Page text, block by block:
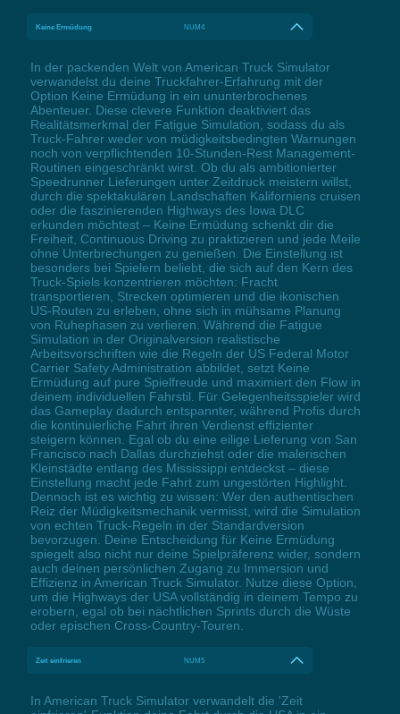
Keine Ermüdung NUM4
In der packenden Welt von American Truck Simulator
verwandelst du deine Truckfahrer-Erfahrung mit der
Option Keine Ermüdung in ein ununterbrochenes
Abenteuer. Diese clevere Funktion deaktiviert das
Realitätsmerkmal der Fatigue Simulation, sodass du als
Truck-Fahrer weder von müdigkeitsbedingten Warnungen
noch von verpflichtenden 10-Stunden-Rest Management-
Routinen eingeschränkt wirst. Ob du als ambitionierter
Speedrunner Lieferungen unter Zeitdruck meistern willst,
durch die spektakulären Landschaften Kaliforniens cruisen
oder die faszinierenden Highways des Iowa DLC
erkunden möchtest – Keine Ermüdung schenkt dir die
Freiheit, Continuous Driving zu praktizieren und jede Meile
ohne Unterbrechungen zu genießen. Die Einstellung ist
besonders bei Spielern beliebt, die sich auf den Kern des
Truck-Spiels konzentrieren möchten: Fracht
transportieren, Strecken optimieren und die ikonischen
US-Routen zu erleben, ohne sich in mühsame Planung
von Ruhephasen zu verlieren. Während die Fatigue
Simulation in der Originalversion realistische
Arbeitsvorschriften wie die Regeln der US Federal Motor
Carrier Safety Administration abbildet, setzt Keine
Ermüdung auf pure Spielfreude und maximiert den Flow in
deinem individuellen Fahrstil. Für Gelegenheitsspieler wird
das Gameplay dadurch entspannter, während Profis durch
die kontinuierliche Fahrt ihren Verdienst effizienter
steigern können. Egal ob du eine eilige Lieferung von San
Francisco nach Dallas durchziehst oder die malerischen
Kleinstädte entlang des Mississippi entdeckst – diese
Einstellung macht jede Fahrt zum ungestörten Highlight.
Dennoch ist es wichtig zu wissen: Wer den authentischen
Reiz der Müdigkeitsmechanik vermisst, wird die Simulation
von echten Truck-Regeln in der Standardversion
bevorzugen. Deine Entscheidung für Keine Ermüdung
spiegelt also nicht nur deine Spielpräferenz wider, sondern
auch deinen persönlichen Zugang zu Immersion und
Effizienz in American Truck Simulator. Nutze diese Option,
um die Highways der USA vollständig in deinem Tempo zu
erobern, egal ob bei nächtlichen Sprints durch die Wüste
oder epischen Cross-Country-Touren.
Zeit einfrieren NUM5
In American Truck Simulator verwandelt die 'Zeit